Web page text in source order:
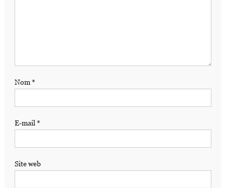
Nom*
E-mail *
Site web